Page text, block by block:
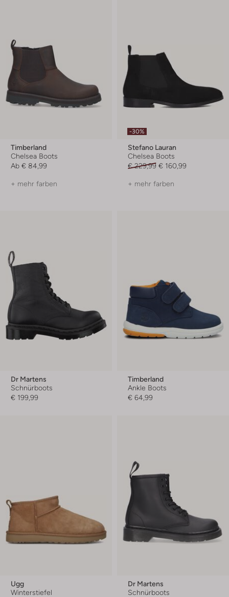
Timberland
Chelsea Boots
Ab € 84,99
+ mehr farben
-30%
Stefano Lauran
Chelsea Boots
€ 229,99 € 160,99
+ mehr farben
Dr Martens
Schnürboots
€ 199,99
Timberland
Ankle Boots
€ 64,99
Ugg
Winterstiefel
Dr Martens
Schnürboots